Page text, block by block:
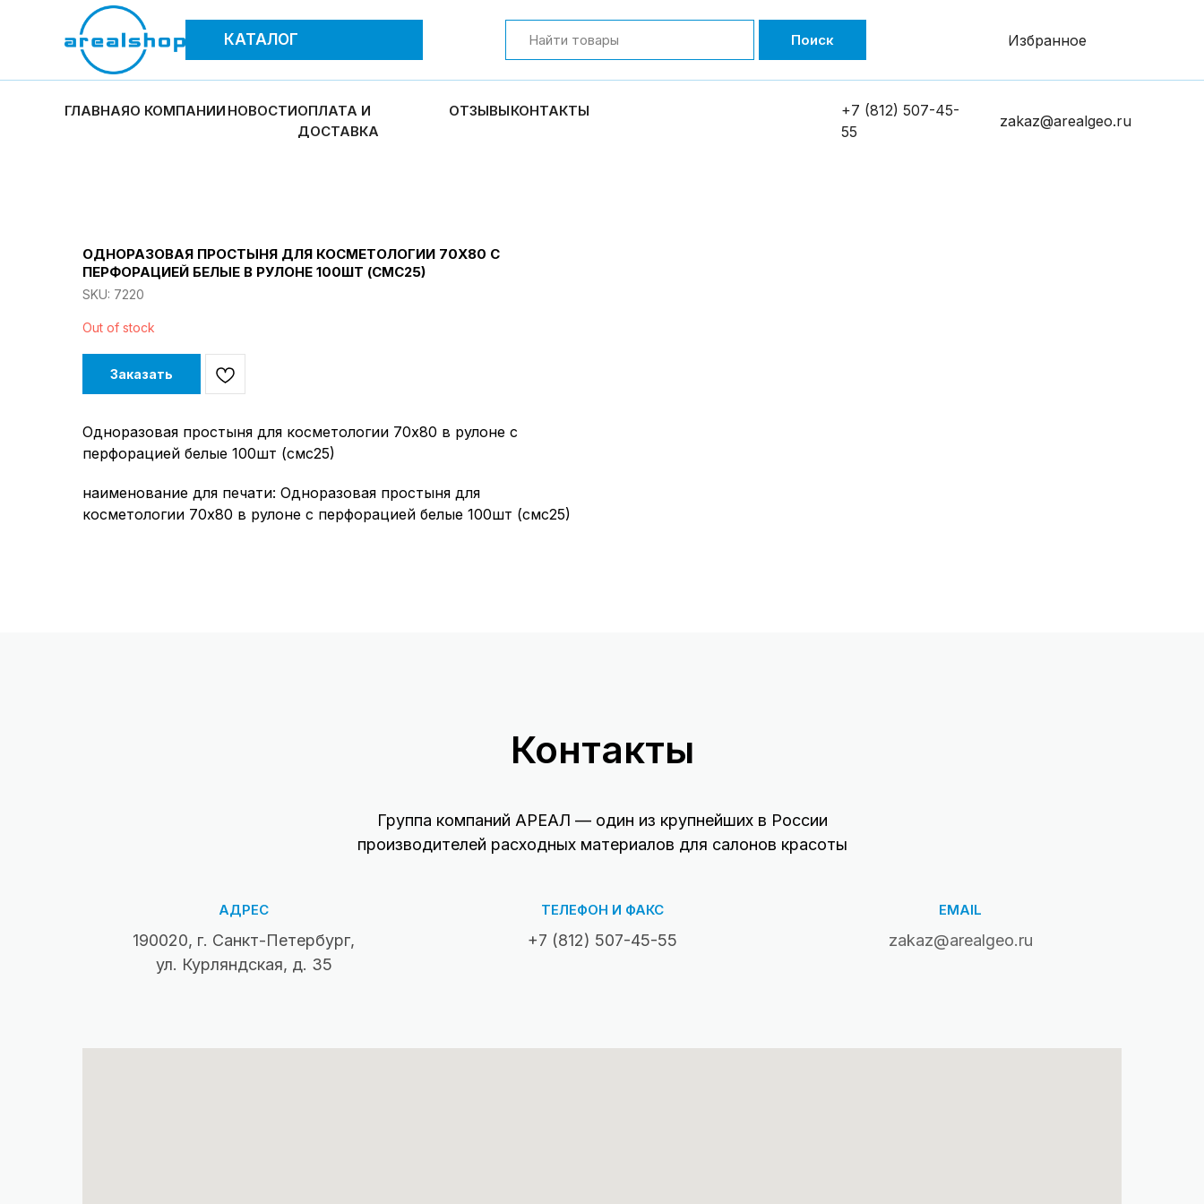
КАТАЛОГ Избранное
Поиск
ГЛАВНАЯО КОМПАНИИ НОВОСТИОПЛАТА И
ДОСТАВКА
ОТЗЫВЫКОНТАКТЫ
+7 (812) 507-45-
55
zakaz@arealgeo.ru
ОДНОРАЗОВАЯ ПРОСТЫНЯ ДЛЯ КОСМЕТОЛОГИИ 70Х80 С
ПЕРФОРАЦИЕЙ БЕЛЫЕ В РУЛОНЕ 100ШТ (СМС25)
SKU: 7220
Out of stock
Заказать
Одноразовая простыня для косметологии 70х80 в рулоне с
перфорацией белые 100шт (смс25)
наименование для печати: Одноразовая простыня для
косметологии 70х80 в рулоне с перфорацией белые 100шт (смс25)
Контакты
Группа компаний АРЕАЛ — один из крупнейших в России
производителей расходных материалов для салонов красоты
АДРЕС
190020, г. Санкт-Петербург,
ул. Курляндская, д. 35
ТЕЛЕФОН И ФАКС
+7 (812) 507-45-55
EMAIL
zakaz@arealgeo.ru